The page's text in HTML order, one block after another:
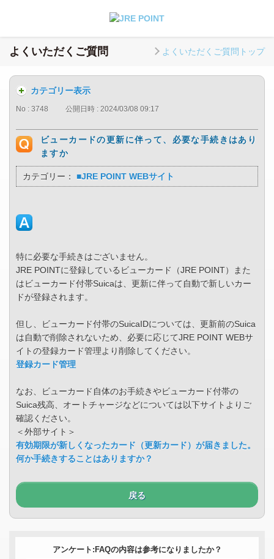
よくいただくご質問 よくいただくご質問トップ
カテゴリー表示
No : 3748 公開日時 : 2024/03/08 09:17
ビューカードの更新に伴って、必要な手続きはあり
ますか
カテゴリー： ■JRE POINT WEBサイト
特に必要な手続きはございません。
JRE POINTに登録しているビューカード（JRE POINT）また
はビューカード付帯Suicaは、更新に伴って自動で新しいカー
ドが登録されます。
但し、ビューカード付帯のSuicaIDについては、更新前のSuica
は自動で削除されないため、必要に応じてJRE POINT WEBサ
イトの登録カード管理より削除してください。
登録カード管理
なお、ビューカード自体のお手続きやビューカード付帯の
Suica残高、オートチャージなどについては以下サイトよりご
確認ください。
＜外部サイト＞
有効期限が新しくなったカード（更新カード）が届きました。
何か手続きすることはありますか？
戻る
アンケート:FAQの内容は参考になりましたか？